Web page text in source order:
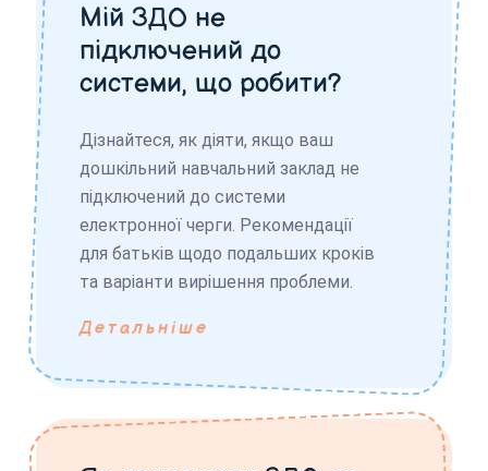
Мій ЗДО не
підключений до
системи, що робити?
Дізнайтеся, як діяти, якщо ваш
дошкільний навчальний заклад не
підключений до системи
електронної черги. Рекомендації
для батьків щодо подальших кроків
та варіанти вирішення проблеми.
Детальніше